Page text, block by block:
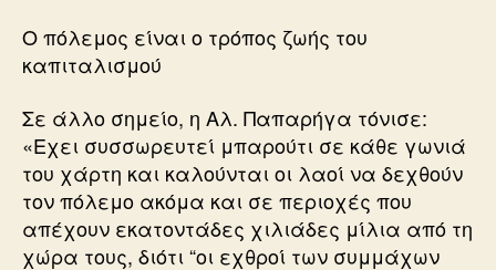
Ο πόλεμος είναι ο τρόπος ζωής του
καπιταλισμού
Σε άλλο σημείο, η Αλ. Παπαρήγα τόνισε:
«Εχει συσσωρευτεί μπαρούτι σε κάθε γωνιά
του χάρτη και καλούνται οι λαοί να δεχθούν
τον πόλεμο ακόμα και σε περιοχές που
απέχουν εκατοντάδες χιλιάδες μίλια από τη
χώρα τους, διότι “οι εχθροί των συμμάχων